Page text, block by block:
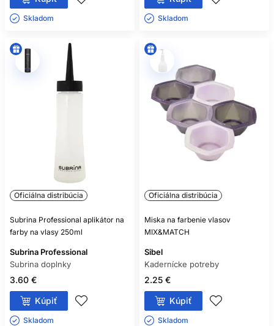
Skladom ㅤ Skladom ㅤ
Oficiálna distribúcia
Subrina Professional aplikátor na
farby na vlasy 250ml
Subrina Professional
Subrina doplnky
3.60 €
Kúpiť
Skladom ㅤ
Oficiálna distribúcia
Miska na farbenie vlasov
MIX&MATCH
Sibel
Kadernícke potreby
2.25 €
Kúpiť
Skladom ㅤ